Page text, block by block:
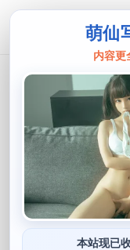
萌仙
内容更
本站现已
菌烨tako
菌烨tako粉
在我的镜头里
阙知风
2024 年 5 月 11 日
首页 > 菌烨tako >